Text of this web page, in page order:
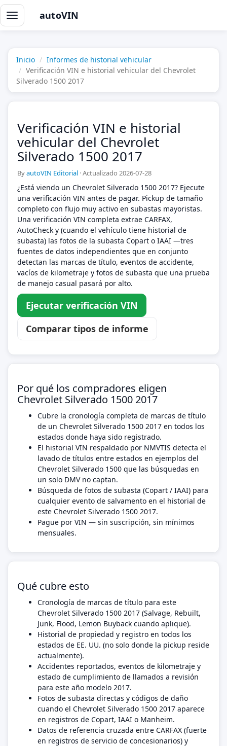
Alternar
navegación
autoVIN
Inicio
Informes de historial vehicular
Verificación VIN e historial vehicular del Chevrolet
Silverado 1500 2017
Verificación VIN e historial
vehicular del Chevrolet
Silverado 1500 2017
ByautoVIN Editorial ·Actualizado 2026-07-28
¿Está viendo un Chevrolet Silverado 1500 2017? Ejecute
una verificación VIN antes de pagar. Pickup de tamaño
completo con flujo muy activo en subastas mayoristas.
Una verificación VIN completa extrae CARFAX,
AutoCheck y (cuando el vehículo tiene historial de
subasta) las fotos de la subasta Copart o IAAI —tres
fuentes de datos independientes que en conjunto
detectan las marcas de título, eventos de accidente,
vacíos de kilometraje y fotos de subasta que una prueba
de manejo casual pasará por alto.
Ejecutar verificación VIN
Comparar tipos de informe
Por qué los compradores eligen
Chevrolet Silverado 1500 2017
Cubre la cronología completa de marcas de título
de un Chevrolet Silverado 1500 2017 en todos los
estados donde haya sido registrado.
El historial VIN respaldado por NMVTIS detecta el
lavado de títulos entre estados en ejemplos del
Chevrolet Silverado 1500 que las búsquedas en
un solo DMV no captan.
Búsqueda de fotos de subasta (Copart / IAAI) para
cualquier evento de salvamento en el historial de
este Chevrolet Silverado 1500 2017.
Pague por VIN — sin suscripción, sin mínimos
mensuales.
Qué cubre esto
Cronología de marcas de título para este
Chevrolet Silverado 1500 2017 (Salvage, Rebuilt,
Junk, Flood, Lemon Buyback cuando aplique).
Historial de propiedad y registro en todos los
estados de EE. UU. (no solo donde la pickup reside
actualmente).
Accidentes reportados, eventos de kilometraje y
estado de cumplimiento de llamados a revisión
para este año modelo 2017.
Fotos de subasta directas y códigos de daño
cuando el Chevrolet Silverado 1500 2017 aparece
en registros de Copart, IAAI o Manheim.
Datos de referencia cruzada entre CARFAX (fuerte
en registros de servicio de concesionarios) y